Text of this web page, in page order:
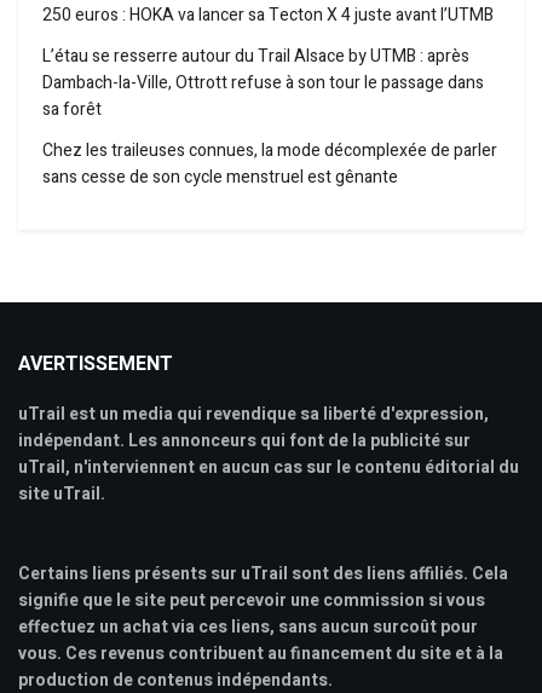
250 euros : HOKA va lancer sa Tecton X 4 juste avant l’UTMB
L’étau se resserre autour du Trail Alsace by UTMB : après
Dambach-la-Ville, Ottrott refuse à son tour le passage dans
sa forêt
Chez les traileuses connues, la mode décomplexée de parler
sans cesse de son cycle menstruel est gênante
AVERTISSEMENT
uTrail est un media qui revendique sa liberté d'expression,
indépendant. Les annonceurs qui font de la publicité sur
uTrail, n'interviennent en aucun cas sur le contenu éditorial du
site uTrail.
Certains liens présents sur uTrail sont des liens affiliés. Cela
signifie que le site peut percevoir une commission si vous
effectuez un achat via ces liens, sans aucun surcoût pour
vous. Ces revenus contribuent au financement du site et à la
production de contenus indépendants.